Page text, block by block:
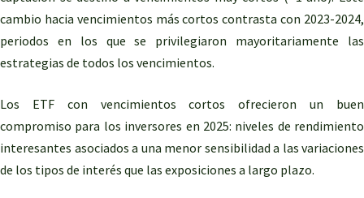
cambio hacia vencimientos más cortos contrasta con 2023-2024,
periodos en los que se privilegiaron mayoritariamente las
estrategias de todos los vencimientos.
Los ETF con vencimientos cortos ofrecieron un buen
compromiso para los inversores en 2025: niveles de rendimiento
interesantes asociados a una menor sensibilidad a las variaciones
de los tipos de interés que las exposiciones a largo plazo.